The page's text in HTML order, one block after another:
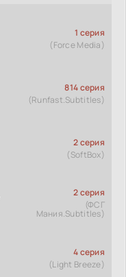
1 серия
(Force Media)
814 серия
(Runfast.Subtitles)
2 серия
(SoftBox)
2 серия
(ФСГ
Мания.Subtitles)
4 серия
(Light Breeze)